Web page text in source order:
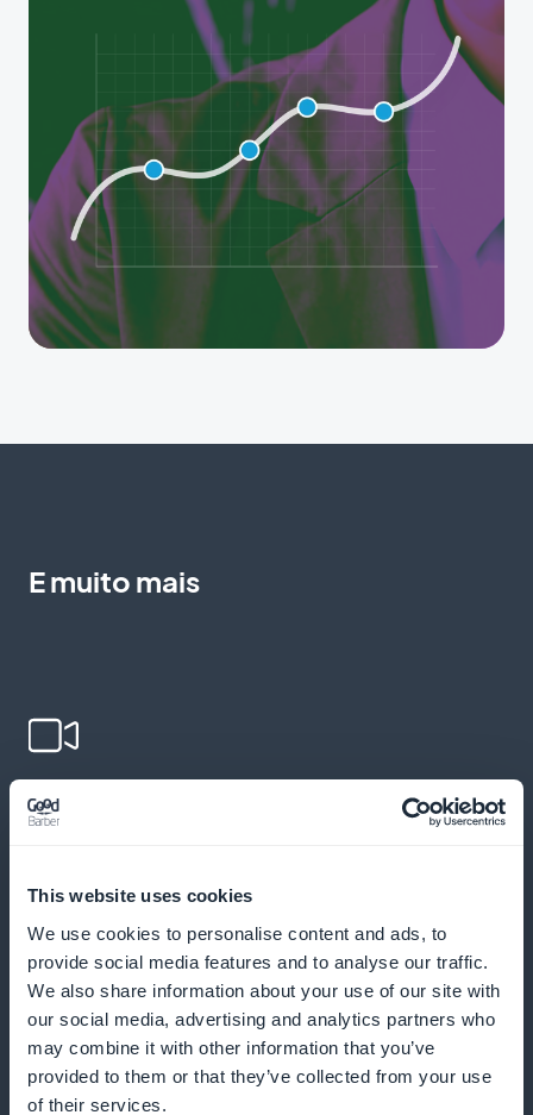
This website uses cookies
We use cookies to personalise content and ads, to
provide social media features and to analyse our traffic.
We also share information about your use of our site with
our social media, advertising and analytics partners who
may combine it with other information that you’ve
provided to them or that they’ve collected from your use
of their services.
E muito mais
Adição de vídeos educacionais
aprendizado de física
Notificações push
Envie lembretes para incentivar seus alunos a
consultar novos cursos